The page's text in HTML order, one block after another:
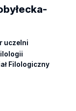
uczelni
Filologiczny